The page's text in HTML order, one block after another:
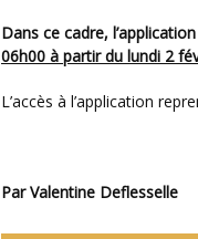
Dans ce cadre,
06h00 à partir du lundi 2
L’accès à l’application
Par Valentine Deflesselle